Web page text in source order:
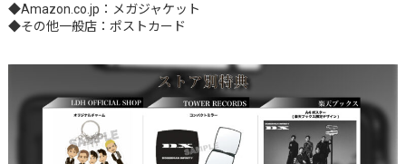
◆Amazon.co.jp：メガジャケット
◆その他一般店：ポストカード